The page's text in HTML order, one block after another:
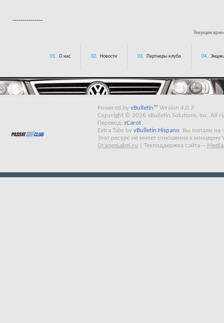
---------------
Текущее
01. О нас 02. Новости 03. Партнеры клуба 04.
Powered by vBulletin™ Version 4.0.3
Copyright © 2026 vBulletin Solutions, Inc. All
Перевод: zCarot
Extra Tabs by vBulletin Hispano
Вы попали на
Этот ресурс не имеет отношения к концерну
OrangeLabel.ru
Техподдержка сайта --